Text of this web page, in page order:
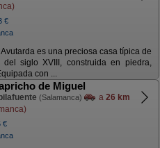
€
es una preciosa casa típica de
siglo XVIII, construida en piedra,
con ...
de Miguel
(Salamanca) a 26 km
€